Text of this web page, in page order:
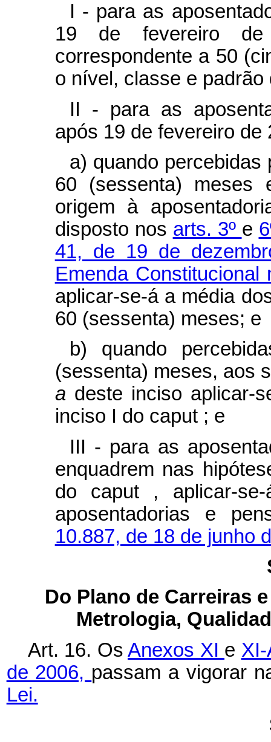
I - para as
19 de fevereiro
correspondente a 50
o nível, classe e padrão
II - para as
após 19 de fevereiro de
a) quando
60 (sessenta) meses
origem à
disposto nos arts. 3º e
41, de 19 de
Emenda
aplicar-se-á a média
60 (sessenta) meses; e
b) quando
(sessenta) meses, aos
a deste inciso aplicar-
inciso I do caput ; e
III - para as
enquadrem nas
do caput , aplicar-
aposentadorias e
10.887, de 18 de junho
Do Plano de Carreiras
Metrologia,
Art. 16. OsAnexos XI e
de 2006, passam a vigorar
Lei.